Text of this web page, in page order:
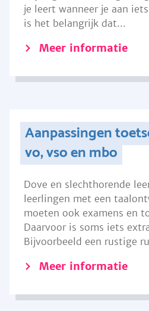
je leert wanneer je aan
is het belangrijk dat...
Meer informatie
Aanpassingen
vo, vso en mbo
Dove en slechthorende
leerlingen met een
moeten ook examens en
Daarvoor is soms iets
Bijvoorbeeld een rustige
Meer informatie